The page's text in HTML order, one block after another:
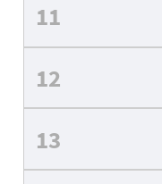
11
12
13